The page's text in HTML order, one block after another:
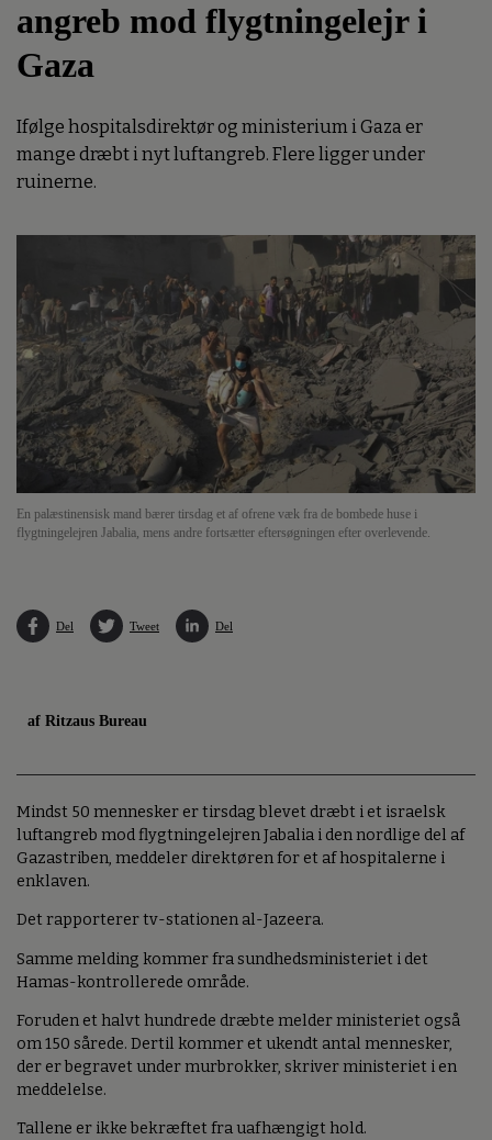
angreb mod flygtningelejr i
Gaza
Ifølge hospitalsdirektør og ministerium i Gaza er
mange dræbt i nyt luftangreb. Flere ligger under
ruinerne.
En palæstinensisk mand bærer tirsdag et af ofrene væk fra de bombede huse i
flygtningelejren Jabalia, mens andre fortsætter eftersøgningen efter overlevende.
Del Tweet Del
af Ritzaus Bureau
Mindst 50 mennesker er tirsdag blevet dræbt i et israelsk
luftangreb mod flygtningelejren Jabalia i den nordlige del af
Gazastriben, meddeler direktøren for et af hospitalerne i
enklaven.
Det rapporterer tv-stationen al-Jazeera.
Samme melding kommer fra sundhedsministeriet i det
Hamas-kontrollerede område.
Foruden et halvt hundrede dræbte melder ministeriet også
om 150 sårede. Dertil kommer et ukendt antal mennesker,
der er begravet under murbrokker, skriver ministeriet i en
meddelelse.
Tallene er ikke bekræftet fra uafhængigt hold.